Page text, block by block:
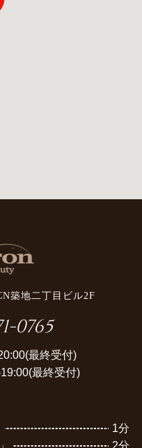
築地二丁目ビル2F
0765
最終受付)
最終受付)
1分